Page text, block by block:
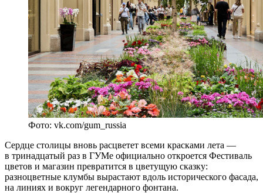
Фото: vk.com/gum_russia
Сердце столицы вновь расцветет всеми красками лета —
в тринадцатый раз в ГУМе официально откроется Фестиваль
цветов и магазин превратится в цветущую сказку:
разноцветные клумбы вырастают вдоль исторического фасада,
на линиях и вокруг легендарного фонтана.